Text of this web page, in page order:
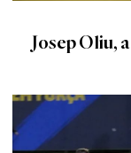
Josep Oliu,